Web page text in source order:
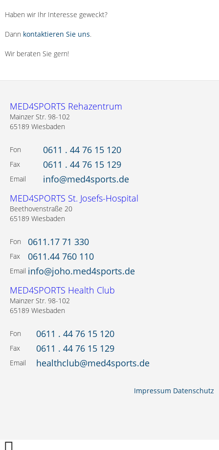
Haben wir Ihr Interesse geweckt?
Dann kontaktieren Sie uns.
Wir beraten Sie gern!
MED4SPORTS Rehazentrum
Mainzer Str. 98-102
65189 Wiesbaden
Fon 0611 . 44 76 15 120
Fax 0611 . 44 76 15 129
Email
info@med4sports.de
MED4SPORTS St. Josefs-Hospital
Beethovenstraße 20
65189 Wiesbaden
Fon 0611.17 71 330
Fax 0611.44 760 110
Email info@joho.med4sports.de
MED4SPORTS Health Club
Mainzer Str. 98-102
65189 Wiesbaden
Fon 0611 . 44 76 15 120
Fax 0611 . 44 76 15 129
Email healthclub@med4sports.de
Impressum Datenschutz